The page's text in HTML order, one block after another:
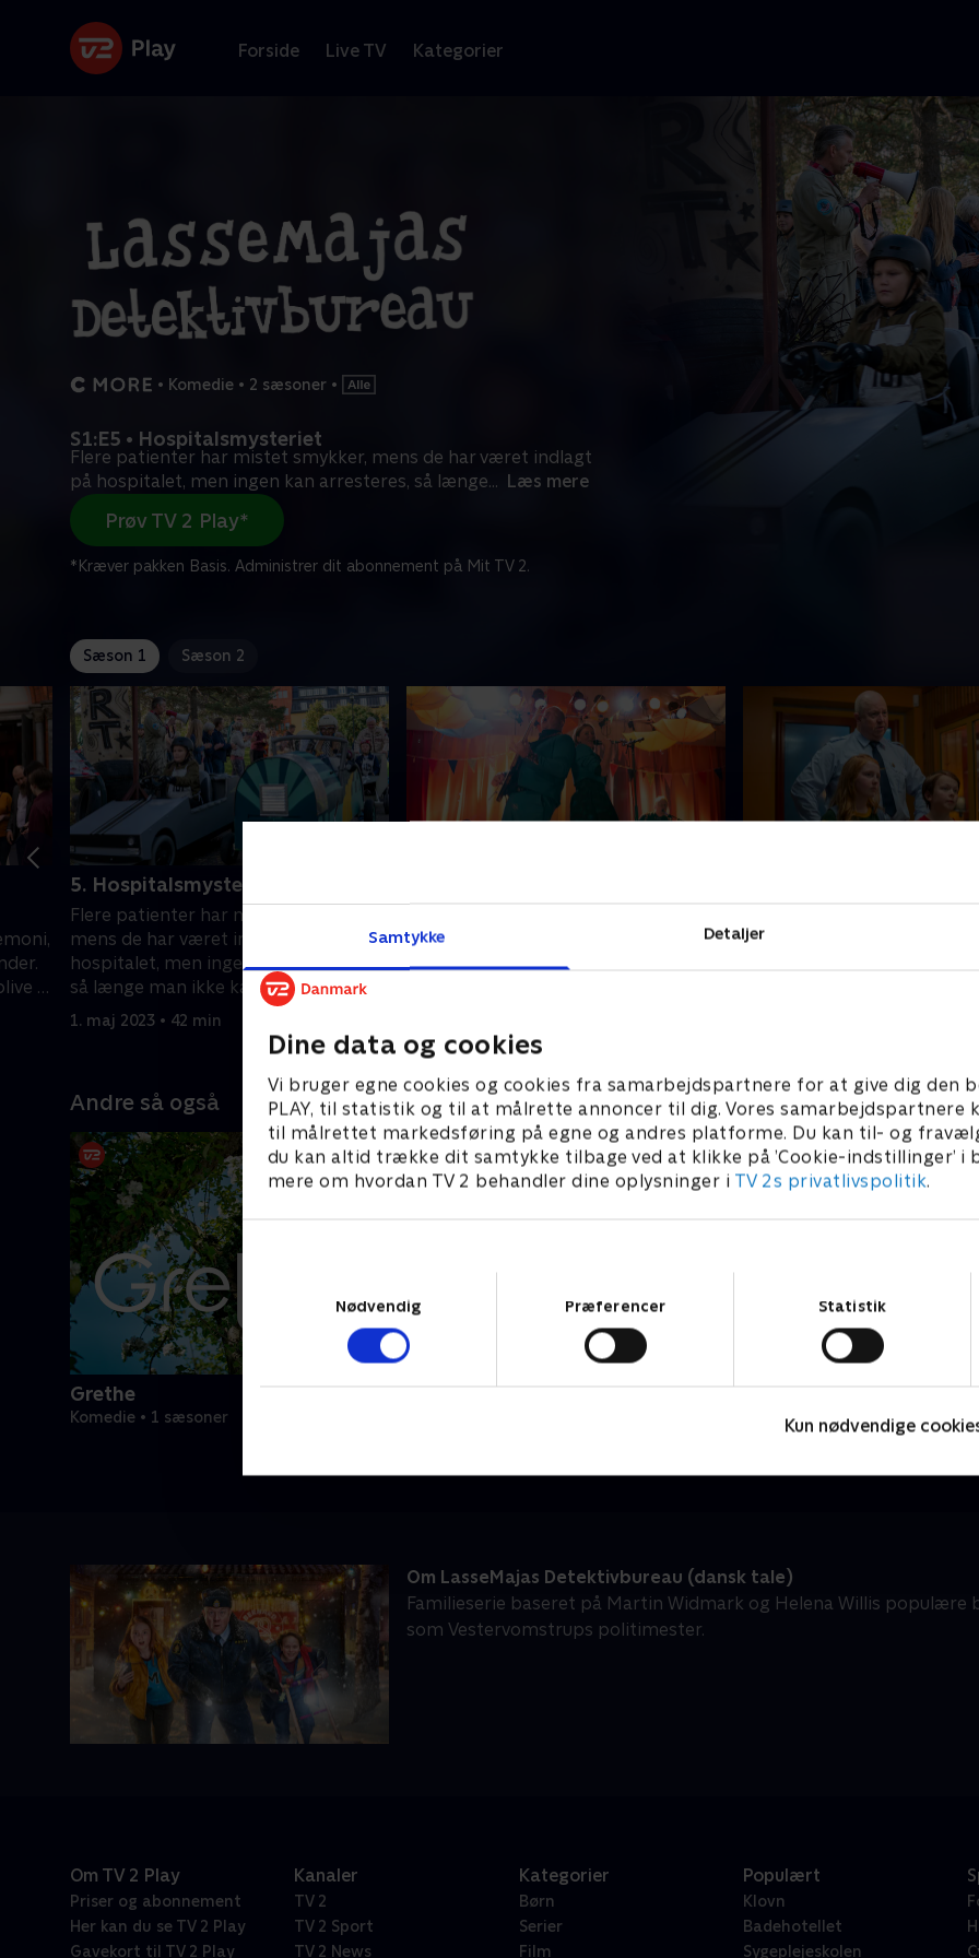
Samtykke Detaljer
Dine data og cookies
Vi bruger egne cookies og cookies fra samarbejdspartnere for at give dig den
PLAY, til statistik og til at målrette annoncer til dig. Vores samarbejdspartnere
til målrettet markedsføring på egne og andres platforme. Du kan til- og
du kan altid trække dit samtykke tilbage ved at klikke på ’Cookie-indstillinger’ i
mere om hvordan TV 2 behandler dine oplysninger i TV 2s privatlivspolitik.
Nødvendig
Præferencer Statistik
Kun nødvendige
Forside Live TV Kategorier
• Komedie • 2 sæsoner •
S1:E5 • Hospitalsmysteriet
Flere patienter har mistet smykker, mens de har været indlagt
på hospitalet, men ingen kan arresteres, så længe... Læs mere
Prøv TV 2 Play*
*Kræver pakken Basis. Administrer dit abonnement på Mit TV 2.
Sæson 1 Sæson 2
i
5. Hospitalsmysteriet
Flere patienter har mistet smykker,
mens de har været indlagt på
hospitalet, men ingen kan arresteres,
så længe man ikke kan finde de
forsvundne smykker.
1. maj 2023 • 42 min
Midt under prisuddelingen braser
scenen sammen, og en dyrebar
samles i svømmehallen for
Andre så også
Grethe
Komedie • 1 sæsoner
LasseMajas Detektivbureau
Om LasseMajas Detektivbureau (dansk tale)
Familieserie baseret på Martin Widmark og Helena Willis populære
som Vestervomstrups politimester.
Om TV 2 Play
Priser og abonnement
Her kan du se TV 2 Play
Gavekort til TV 2 Play
Kanaler
TV 2
TV 2 Sport
TV 2 News
Kategorier
Børn
Serier
Film
Populært
Klovn
Badehotellet
Sygeplejeskolen